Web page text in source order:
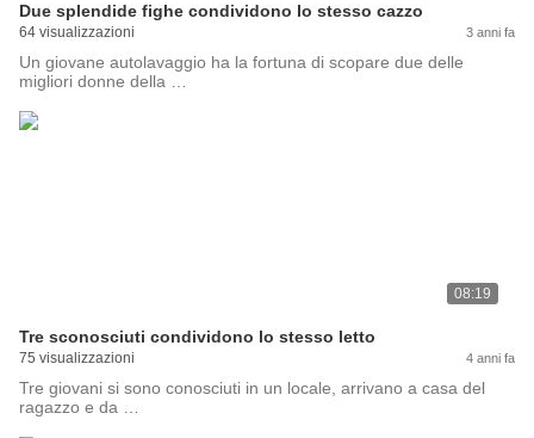
Due splendide fighe condividono lo stesso cazzo
64 visualizzazioni 3 anni fa
Un giovane autolavaggio ha la fortuna di scopare due delle
migliori donne della …
08:19
Tre sconosciuti condividono lo stesso letto
75 visualizzazioni 4 anni fa
Tre giovani si sono conosciuti in un locale, arrivano a casa del
ragazzo e da …